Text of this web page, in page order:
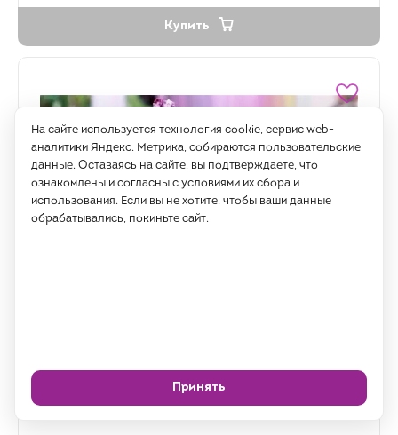
Купить
Алмазная живопись, подрамник, полная выкладка, 20
х 30 см, арт. AK2030090 СИРЕНЬ
На сайте используется технология cookie, сервис web-
аналитики Яндекс. Метрика, собираются пользовательские
данные. Оставаясь на сайте, вы подтверждаете, что
ознакомлены и согласны с условиями их сбора и
использования. Если вы не хотите, чтобы ваши данные
обрабатывались, покиньте сайт.
Принять